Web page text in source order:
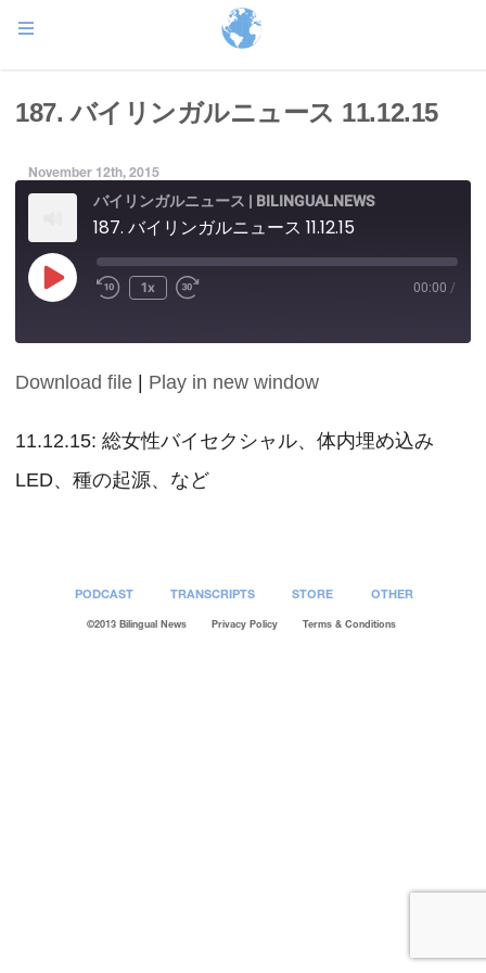
187. バイリンガルニュース 11.12.15
November 12th, 2015
バイリンガルニュース | BILINGUALNEWS
187. バイリンガルニュース 11.12.15
Play
Episode
1x 00:00 /
SHARE
LINK
EMBED
Download file Play in new window
11.12.15: 総女性バイセクシャル、体内埋め込み
LED、種の起源、など
PODCAST TRANSCRIPTS STORE OTHER
©2013 Bilingual News Privacy Policy Terms & Conditions